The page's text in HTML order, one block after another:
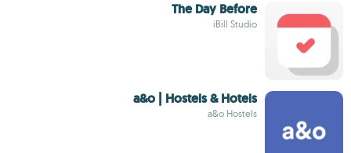
The Day Before
iBill Studio
a&o | Hostels & Hotels
a&o Hostels